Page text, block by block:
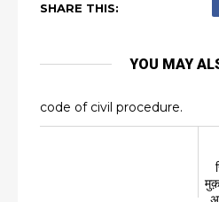
SHARE THIS:
YOU MAY
code of civil procedure.